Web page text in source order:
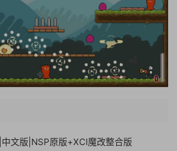
文版|NSP原版+XCI魔改整合版